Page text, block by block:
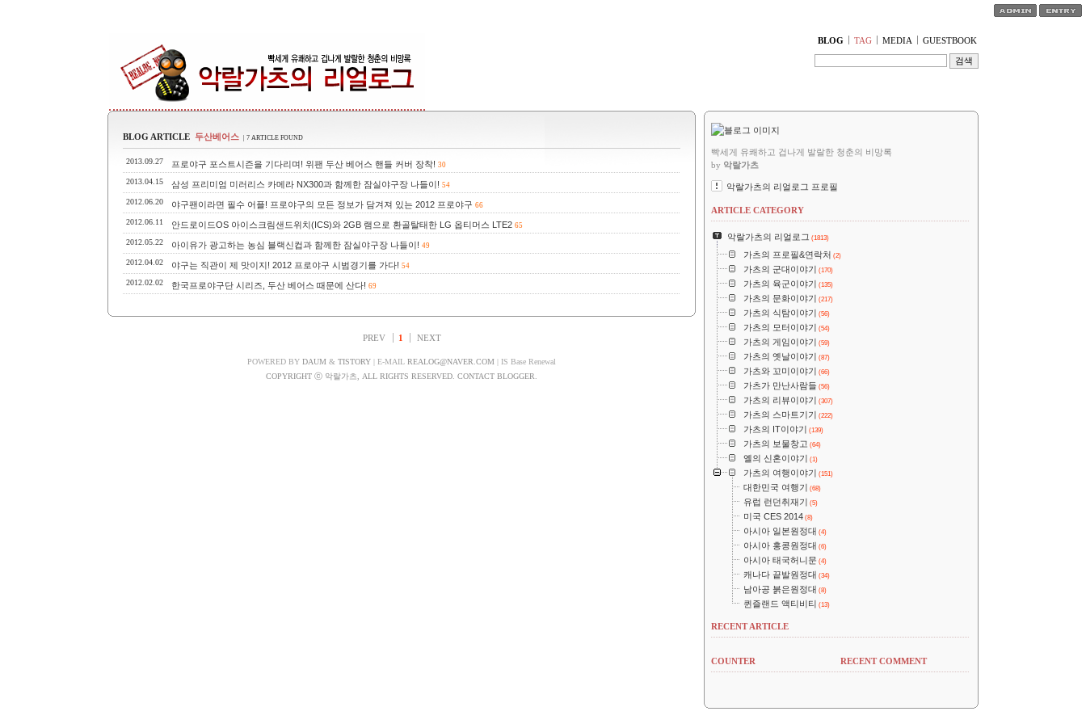
BLOG TAG MEDIA GUESTBOOK
BLOG ARTICLE 두산베어스 | 7 ARTICLE FOUND
2013.09.27 프로야구 포스트시즌을 기다리며! 위팬 두산 베어스 핸들 커버 장착! 30
2013.04.15 삼성 프리미엄 미러리스 카메라 NX300과 함께한 잠실야구장 나들이! 54
2012.06.20 야구팬이라면 필수 어플! 프로야구의 모든 정보가 담겨져 있는 2012 프로야구 66
2012.06.11 안드로이드OS 아이스크림샌드위치(ICS)와 2GB 램으로 환골탈태한 LG 옵티머스 LTE2 65
2012.05.22 아이유가 광고하는 농심 블랙신컵과 함께한 잠실야구장 나들이! 49
2012.04.02 야구는 직관이 제 맛이지! 2012 프로야구 시범경기를 가다! 54
2012.02.02 한국프로야구단 시리즈, 두산 베어스 때문에 산다! 69
PREV 1 NEXT
POWERED BY DAUM & TISTORY | E-MAIL REALOG@NAVER.COM | IS Base Renewal
COPYRIGHT ⓒ 악랄가츠, ALL RIGHTS RESERVED. CONTACT BLOGGER.
빡세게 유쾌하고 겁나게 발랄한 청춘의 비망록
by 악랄가츠
악랄가츠의 리얼로그 프로필
ARTICLE CATEGORY
악랄가츠의 리얼로그 (1813)
가츠의 프로필&연락처 (2)
가츠의 군대이야기 (170)
가츠의 육군이야기 (135)
가츠의 문화이야기 (217)
가츠의 식탐이야기 (56)
가츠의 모터이야기 (54)
가츠의 게임이야기 (59)
가츠의 옛날이야기 (87)
가츠와 꼬미이야기 (66)
가츠가 만난사람들 (56)
가츠의 리뷰이야기 (307)
가츠의 스마트기기 (222)
가츠의 IT이야기 (139)
가츠의 보물창고 (64)
옐의 신혼이야기 (1)
가츠의 여행이야기 (151)
대한민국 여행기 (68)
유럽 런던취재기 (5)
미국 CES 2014 (8)
아시아 일본원정대 (4)
아시아 홍콩원정대 (6)
아시아 태국허니문 (4)
캐나다 끝발원정대 (34)
남아공 붉은원정대 (8)
퀸즐랜드 액티비티 (13)
RECENT ARTICLE
COUNTER RECENT COMMENT
티스토리툴바